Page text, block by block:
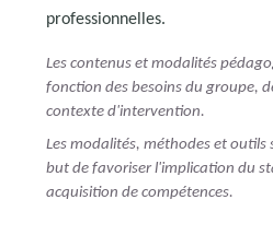
professionnelles.
Les contenus et modalités
fonction des besoins du groupe,
contexte d'intervention.
Les modalités, méthodes et outils
but de favoriser l'implication du
acquisition de compétences.